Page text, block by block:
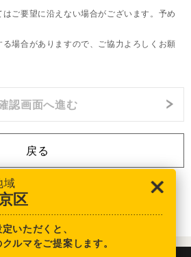
ご要望に沿えない場合がございます。予め
場合がありますので、ご協力よろしくお願
戻る
域
区
いただくと、
ルマをご提案します。